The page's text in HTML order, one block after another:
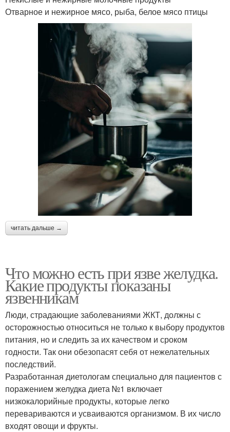
Отварное и нежирное мясо, рыба, белое мясо птицы
читать дальше →
Что можно есть при язве желудка.
Какие продукты показаны
язвенникам
Люди, страдающие заболеваниями ЖКТ, должны с
осторожностью относиться не только к выбору продуктов
питания, но и следить за их качеством и сроком
годности. Так они обезопасят себя от нежелательных
последствий.
Разработанная диетологам специально для пациентов с
поражением желудка диета №1 включает
низкокалорийные продукты, которые легко
перевариваются и усваиваются организмом. В их число
входят овощи и фрукты.